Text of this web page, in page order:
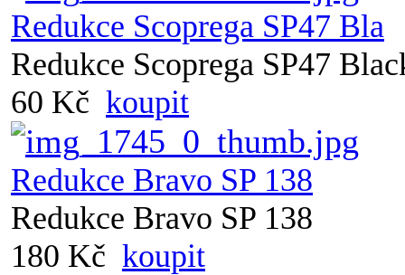
Redukce Scoprega SP47 Bla
Redukce Scoprega SP47
60 Kč koupit
Redukce Bravo SP 138
Redukce Bravo SP 138
180 Kč koupit